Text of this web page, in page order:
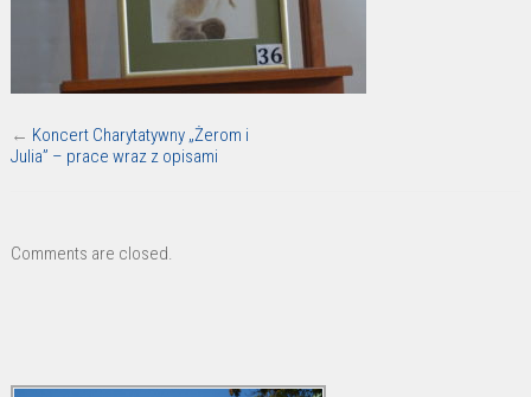
← Koncert Charytatywny „Żerom i
Julia” – prace wraz z opisami
Comments are closed.